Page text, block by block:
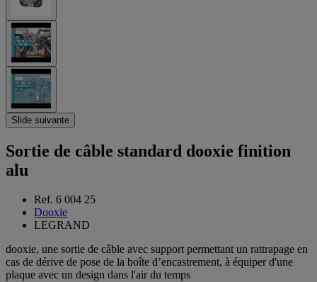
Slide suivante
Sortie de câble standard dooxie finition
alu
Ref. 6 004 25
Dooxie
LEGRAND
dooxie, une sortie de câble avec support permettant un rattrapage en
cas de dérive de pose de la boîte d’encastrement, à équiper d'une
plaque avec un design dans l'air du temps